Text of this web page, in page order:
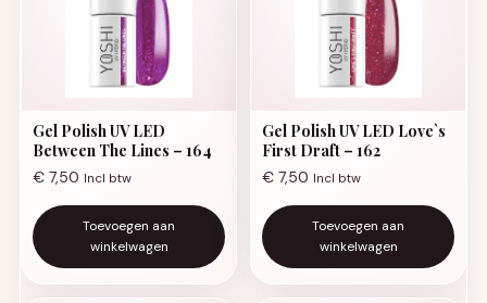
Gel Polish UV LED
Between The Lines – 164
€ 7,50 Incl btw
Toevoegen aan
winkelwagen
Gel Polish UV LED Love`s
First Draft – 162
€ 7,50 Incl btw
Toevoegen aan
winkelwagen